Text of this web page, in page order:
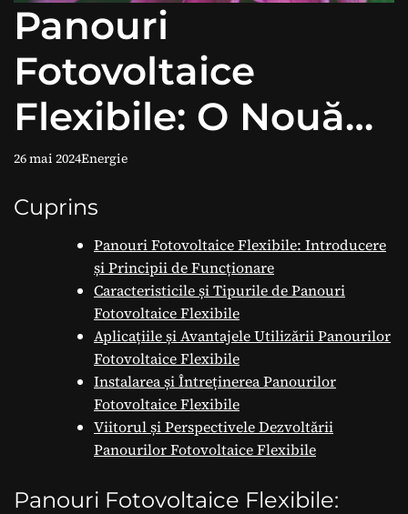
Panouri
Fotovoltaice
Flexibile: O Nouă
Eră a Energiei
Verzi
26 mai 2024Energie
Cuprins
Panouri Fotovoltaice Flexibile: Introducere
și Principii de Funcționare
Caracteristicile și Tipurile de Panouri
Fotovoltaice Flexibile
Aplicațiile și Avantajele Utilizării Panourilor
Fotovoltaice Flexibile
Instalarea și Întreținerea Panourilor
Fotovoltaice Flexibile
Viitorul și Perspectivele Dezvoltării
Panourilor Fotovoltaice Flexibile
Panouri Fotovoltaice Flexibile: